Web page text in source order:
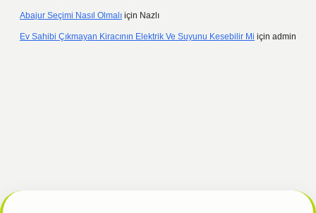
Abajur Seçimi Nasıl Olmalı için Nazlı
Ev Sahibi Çıkmayan Kiracının Elektrik Ve Suyunu Kesebilir Mi için admin
giriş